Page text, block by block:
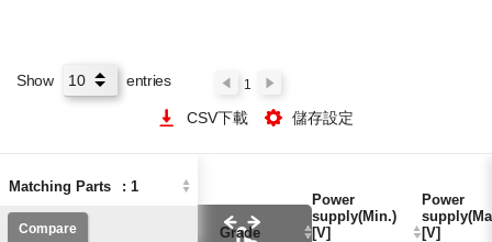
Show entries 1
CSV下載 儲存設定
Matching Parts : 1
Compare Grade
Power
supply(Min.)
[V]
Power
[V]
Matching Parts : 1
Compare Grade
Power
supply(Min.)
[V]
Power
[V]